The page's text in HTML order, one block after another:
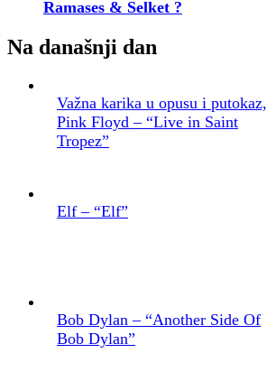
Ramases & Selket ?
Na današnji dan
Važna karika u opusu i putokaz,
Pink Floyd – “Live in Saint
Tropez”
Elf – “Elf”
Bob Dylan – “Another Side Of
Bob Dylan”